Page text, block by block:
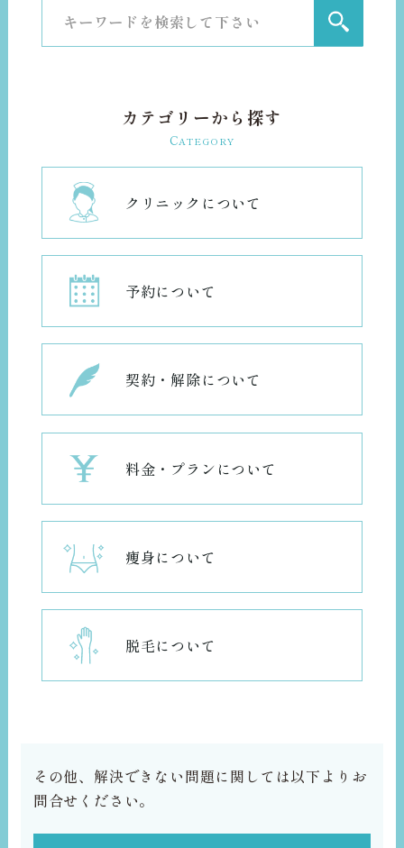
カテゴリーから探す
CATEGORY
クリニックについて
予約について
契約・解除について
料金・プランについて
痩身について
脱毛について
その他、解決できない問題に関しては以下よりお
問合せください。